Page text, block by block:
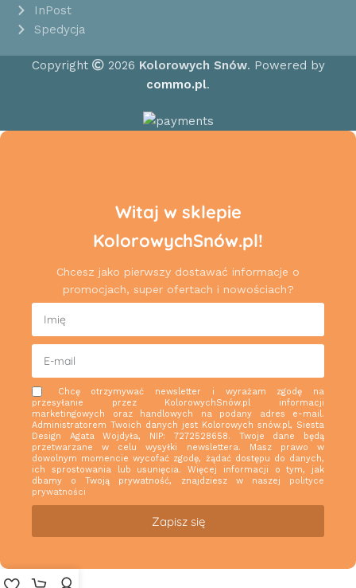
InPost
Spedycja
Copyright 2026 Kolorowych Snów. Powered by
commo.pl.
Witaj w sklepie
KolorowychSnów.pl!
Chcesz jako pierwszy dostawać informacje o
promocjach, super ofertach i nowościach?
Chcę otrzymywać newsletter i wyrażam zgodę na
przesyłanie przez KolorowychSnów.pl informacji
marketingowych oraz handlowych na podany adres e-mail.
Administratorem Twoich danych jest Kolorowych snów.pl, Siesta
Design Agata Wojdyła, NIP: 7272528658. Twoje dane będą
przetwarzane w celu wysyłki newslettera. Masz prawo w
dowolnym momencie wycofać zgodę, żądać dostępu do danych,
ich sprostowania lub usunięcia. Więcej informacji o tym, jak
dbamy o Twoją prywatność, znajdziesz w naszej polityce
prywatności
Zapisz się